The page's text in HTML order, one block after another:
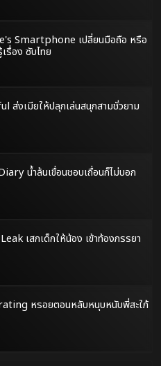
Smartphone เปลี่ยนมือถือ หรือ
รื่อง ซับไทย
ส่งเมียให้ปลุกเล่นสนุกสามชั่วยาม
น้ำล้นเขื่อนชอบเถื่อนก็ไม่บอก
เสกเด็กให้น้อง เข้าท้องภรรยา
หรอยตอนหลับหนุบหนับพี่สะใภ้